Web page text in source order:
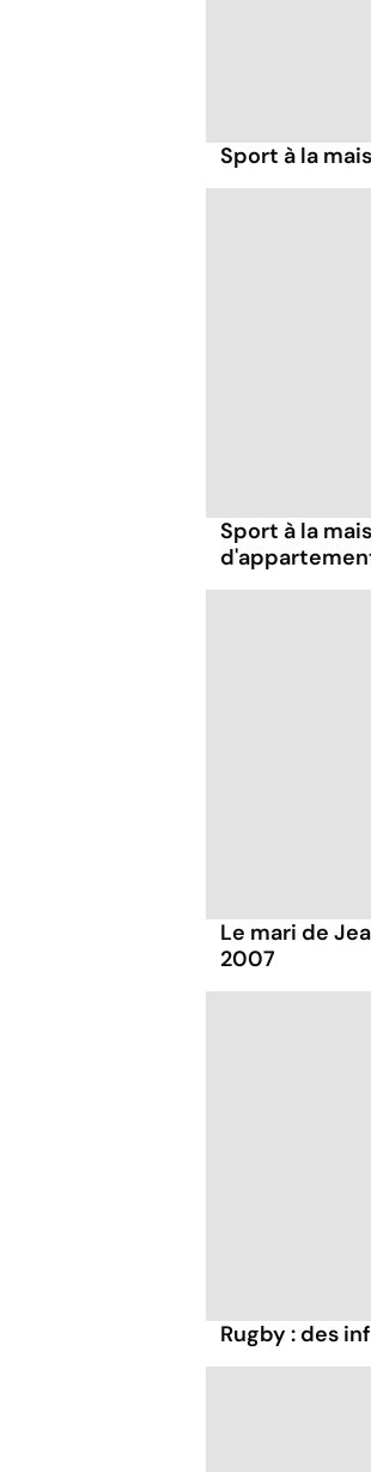
Sport à la
Sport à la
Le mari de
2007
Rugby : des